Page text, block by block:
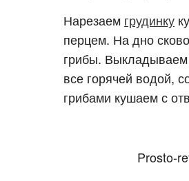
Нарезаем грудинку
перцем. На дно
грибы. Выкладываем
все горячей водой,
грибами кушаем с
Prosto-